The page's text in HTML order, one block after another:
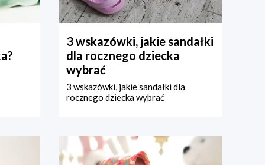
3 wskazówki, jakie sandałki
dla rocznego dziecka
wybrać
3 wskazówki, jakie sandałki dla
rocznego dziecka wybrać